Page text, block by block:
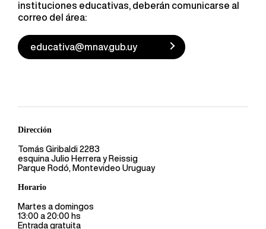
instituciones educativas, deberán comunicarse al
correo del área:
educativa@mnav.gub.uy
Dirección
Tomás Giribaldi 2283
esquina Julio Herrera y Reissig
Parque Rodó, Montevideo Uruguay
Horario
Martes a domingos
13:00 a 20:00 hs
Entrada gratuita